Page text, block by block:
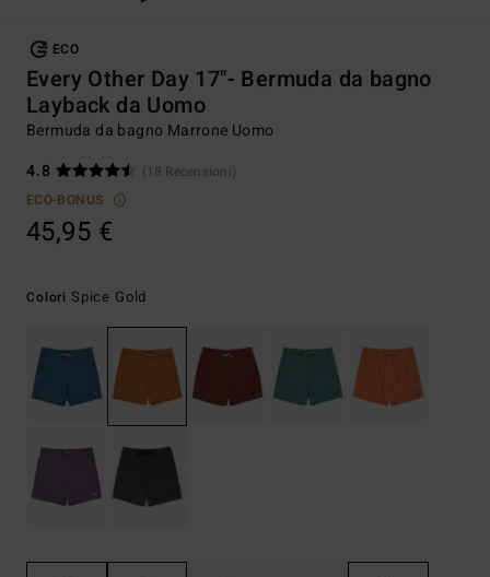
ECO
Every Other Day 17"- Bermuda da bagno
Layback da Uomo
Bermuda da bagno Marrone Uomo
4.8
(18 Recensioni)
ECO-BONUS
45,95 €
Colori Spice Gold